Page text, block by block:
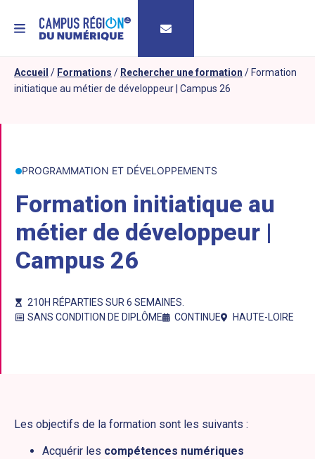
MENU
Accueil / Formations / Rechercher une formation / Formation
initiatique au métier de développeur | Campus 26
PROGRAMMATION ET DÉVELOPPEMENTS
Formation initiatique au
métier de développeur |
Campus 26
210H RÉPARTIES SUR 6 SEMAINES.
SANS CONDITION DE DIPLÔME
CONTINUE HAUTE-LOIRE
Les objectifs de la formation sont les suivants :
Acquérir les compétences numériques